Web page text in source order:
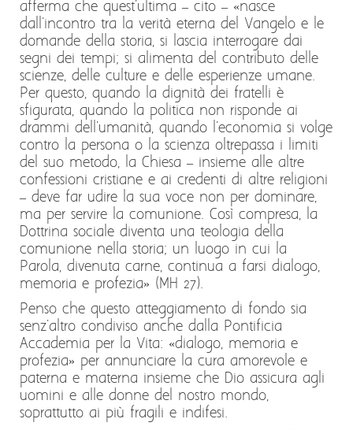
afferma che quest'ultima – cito – «nasce
dall'incontro tra la verità eterna del Vangelo e le
domande della storia, si lascia interrogare dai
segni dei tempi; si alimenta del contributo delle
scienze, delle culture e delle esperienze umane.
Per questo, quando la dignità dei fratelli è
sfigurata, quando la politica non risponde ai
drammi dell'umanità, quando l'economia si volge
contro la persona o la scienza oltrepassa i limiti
del suo metodo, la Chiesa – insieme alle altre
confessioni cristiane e ai credenti di altre religioni
– deve far udire la sua voce non per dominare,
ma per servire la comunione. Così compresa, la
Dottrina sociale diventa una teologia della
comunione nella storia; un luogo in cui la
Parola, divenuta carne, continua a farsi dialogo,
memoria e profezia» (MH 27).
Penso che questo atteggiamento di fondo sia
senz'altro condiviso anche dalla Pontificia
Accademia per la Vita: «dialogo, memoria e
profezia» per annunciare la cura amorevole e
paterna e materna insieme che Dio assicura agli
uomini e alle donne del nostro mondo,
soprattutto ai più fragili e indifesi.